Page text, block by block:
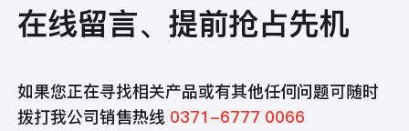
在线留言、提前抢占先机
如果您正在寻找相关产品或有其他任何问题可随时
拨打我公司销售热线 0371-6777 0066